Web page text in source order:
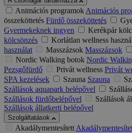
Animációs programokAnimációs
összeköttetés Fürdő összeköttetés
Gyermekeknek ingyen
Kerékpár
kölcsönzés
Korlátlan wellness
használat
Masszázsok Masszázsok
Nordic Walking botok Nordic
Pezsgőfürdő
Privát wellness Privát
SPA kezelések
Szauna Szauna
Szállások aquapark belépővel
Szállások fürdőbelépővel
Szállások
Szállások állatkerti belépővel
Szolgáltatások
Akadálymentesített